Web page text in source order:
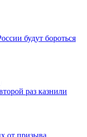
будут бороться
раз казнили